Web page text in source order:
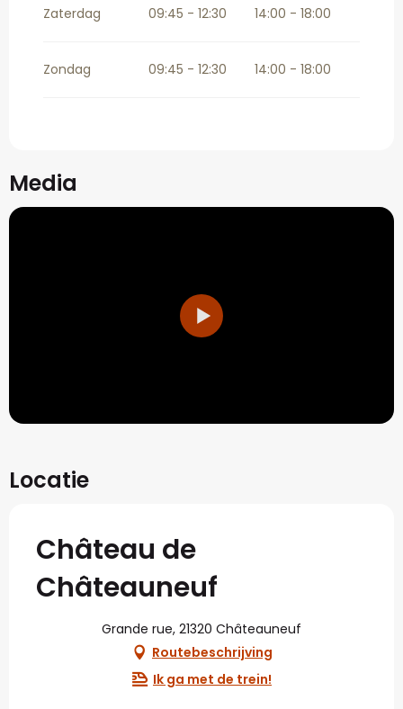
Zaterdag 09:45 - 12:30 14:00 - 18:00
Zondag 09:45 - 12:30 14:00 - 18:00
Media
Locatie
Château de
Châteauneuf
Grande rue, 21320 Châteauneuf
Routebeschrijving
Ik ga met de trein!